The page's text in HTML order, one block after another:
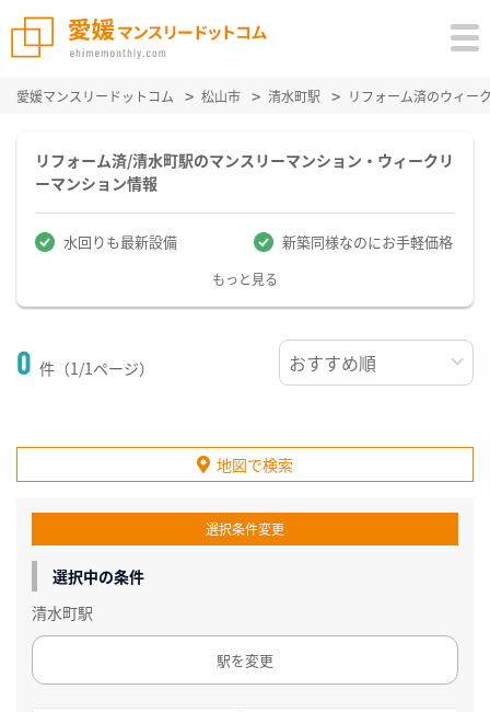
愛媛マンスリードットコム 松山市 清水町駅 リフォーム済のウィー
リフォーム済/清水町駅のマンスリーマンション・ウィークリ
ーマンション情報
水回りも最新設備 新築同様なのにお手軽価格
もっと見る
0 件（1/1ページ）
地図で検索
選択条件変更
選択中の条件
清水町駅
駅を変更